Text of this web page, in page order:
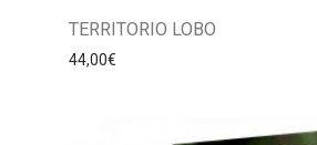
TERRITORIO LOBO
44,00€